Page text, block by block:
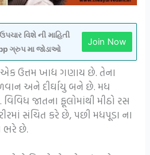
વિશે ની માહિતી
ગ્રુપ મા જોડાઓ
Join Now
ઉત્તમ ખાદ્ય ગણાય છે. તેના
અને દીર્ઘાયુ બને છે. મધ
જાતના ફૂલોમાંથી મીઠો રસ
સંચિત કરે છે, પછી મધપૂડા ના
ભરે છે.